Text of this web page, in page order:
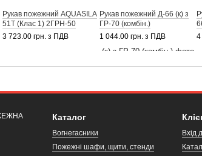
Рукав пожежний AQUASILA
51Т (Клас 1) 2ГРН-50
3 723.00 грн. з ПДВ
Рукав пожежний Д-66 (к) з
ГР-70 (комбін.)
1 044.00 грн. з ПДВ
4
Каталог
Вогнегасники
Пожежні шафи, щити, стенди
Вхід